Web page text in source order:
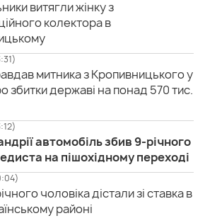
витягли жінку з
колектора в
митника з Кропивницького у
збитки державі на понад 570 тис.
автомобіль збив 9-річного
на пішохідному переході
чоловіка дістали зі ставка в
районі